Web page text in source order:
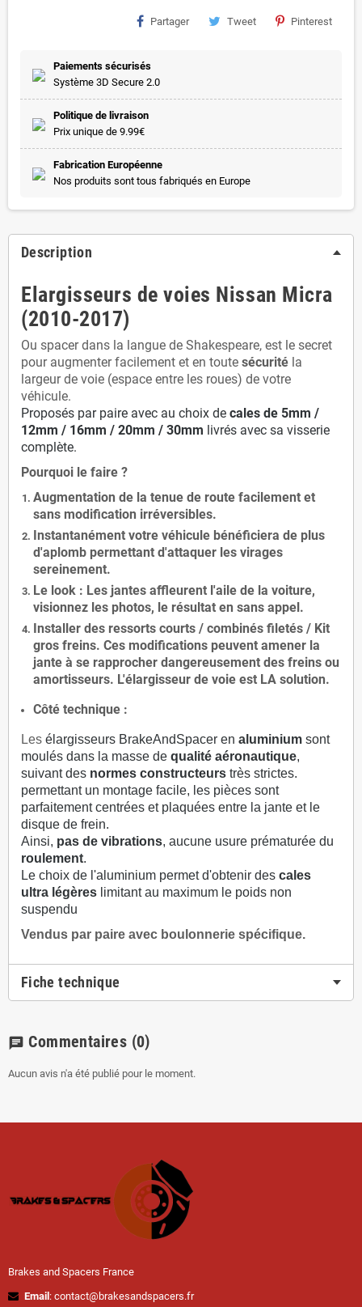
Partager Tweet Pinterest
Paiements sécurisés
Système 3D Secure 2.0
Politique de livraison
Prix unique de 9.99€
Fabrication Européenne
Nos produits sont tous fabriqués en Europe
Description
Elargisseurs de voies Nissan Micra
(2010-2017)
Ou spacer dans la langue de Shakespeare, est le secret
pour augmenter facilement et en toute sécurité la
largeur de voie (espace entre les roues) de votre
véhicule.
Proposés par paire avec au choix de cales de 5mm /
12mm / 16mm / 20mm / 30mm livrés avec sa visserie
complète.
Pourquoi le faire ?
Augmentation de la tenue de route facilement et
sans modification irréversibles.
Instantanément votre véhicule bénéficiera de plus
d'aplomb permettant d'attaquer les virages
sereinement.
Le look : Les jantes affleurent l'aile de la voiture,
visionnez les photos, le résultat en sans appel.
Installer des ressorts courts / combinés filetés / Kit
gros freins. Ces modifications peuvent amener la
jante à se rapprocher dangereusement des freins ou
amortisseurs. L'élargisseur de voie est LA solution.
Côté technique :
Les élargisseurs BrakeAndSpacer en aluminium sont
moulés dans la masse de qualité aéronautique,
suivant des normes constructeurs très strictes.
permettant un montage facile, les pièces sont
parfaitement centrées et plaquées entre la jante et le
disque de frein.
Ainsi, pas de vibrations, aucune usure prématurée du
roulement.
Le choix de l'aluminium permet d'obtenir des cales
ultra légères limitant au maximum le poids non
suspendu
Vendus par paire avec boulonnerie spécifique.
Fiche technique
chat Commentaires (0)
Aucun avis n'a été publié pour le moment.
Brakes and Spacers France
Email : contact@brakesandspacers.fr